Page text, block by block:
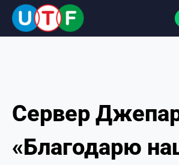
ГЛАВНАЯ
ФТУ
Сервер
«Благодарю